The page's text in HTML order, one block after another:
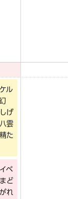
ル
げ
雲
た
ベ
ど
れ